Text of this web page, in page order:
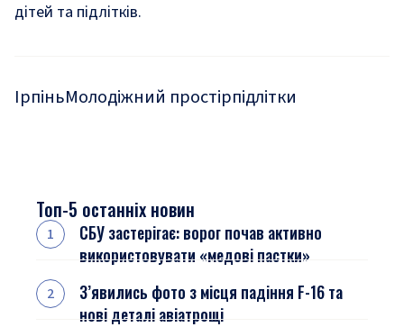
дітей та підлітків.
ІрпіньМолодіжний простірпідлітки
Топ-5 останніх новин
СБУ застерігає: ворог почав активно
використовувати «медові пастки»
З’явились фото з місця падіння F-16 та
нові деталі авіатрощі